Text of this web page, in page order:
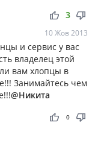
thumb_up thumb_down
3
10 Жов 2013
и сервис у вас
владелец этой
вам хлопцы в
Занимайтесь чем
@Никита
thumb_up thumb_down
0